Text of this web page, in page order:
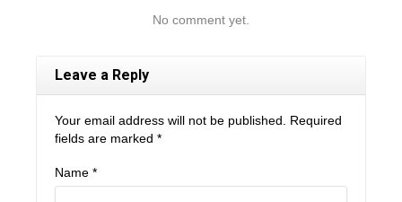
No comment yet.
Leave a Reply
Your email address will not be published. Required
fields are marked *
Name *